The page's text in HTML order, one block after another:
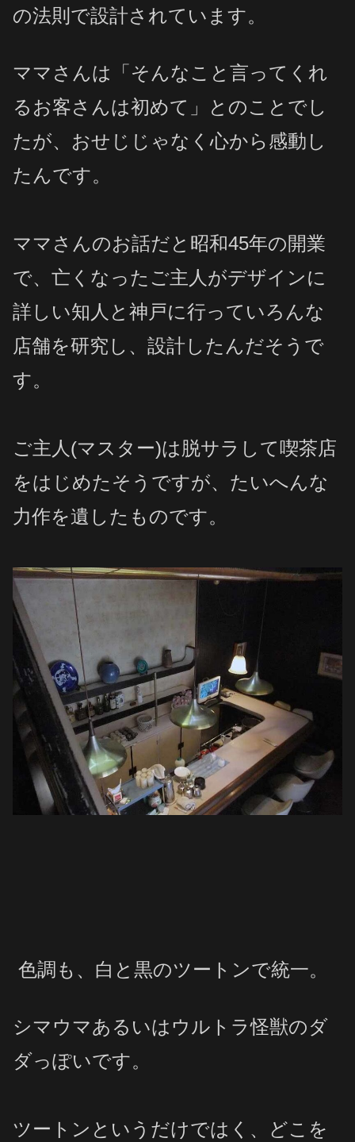
の法則で設計されています。
ママさんは「そんなこと言ってくれ
るお客さんは初めて」とのことでし
たが、 おせじじゃなく心から感動し
たんです。
ママさんのお話だと昭和45年の開業
で、亡くなったご主人がデザインに
詳しい知人と神戸に行っていろんな
店舗を研究し、設計したんだそうで
す。
ご主人(マスター)は脱サラして喫茶店
をはじめたそうですが、たいへんな
力作を遺したものです。
色調も、白と黒のツートンで統一。
シマウマあるいはウルトラ怪獣のダ
ダっぽいです。
ツートンというだけではく、どこを